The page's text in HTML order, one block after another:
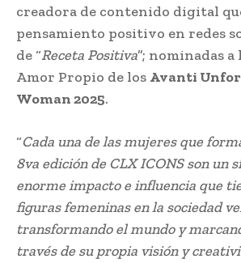
creadora de contenido digital
pensamiento positivo en redes
de “Receta Positiva”; nominadas
Amor Propio de los Avanti
Woman 2025.
“Cada una de las mujeres que
8va edición de CLX ICONS son un
enorme impacto e influencia que
figuras femeninas en la sociedad
transformando el mundo y
través de su propia visión y